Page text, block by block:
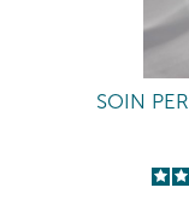
SOIN